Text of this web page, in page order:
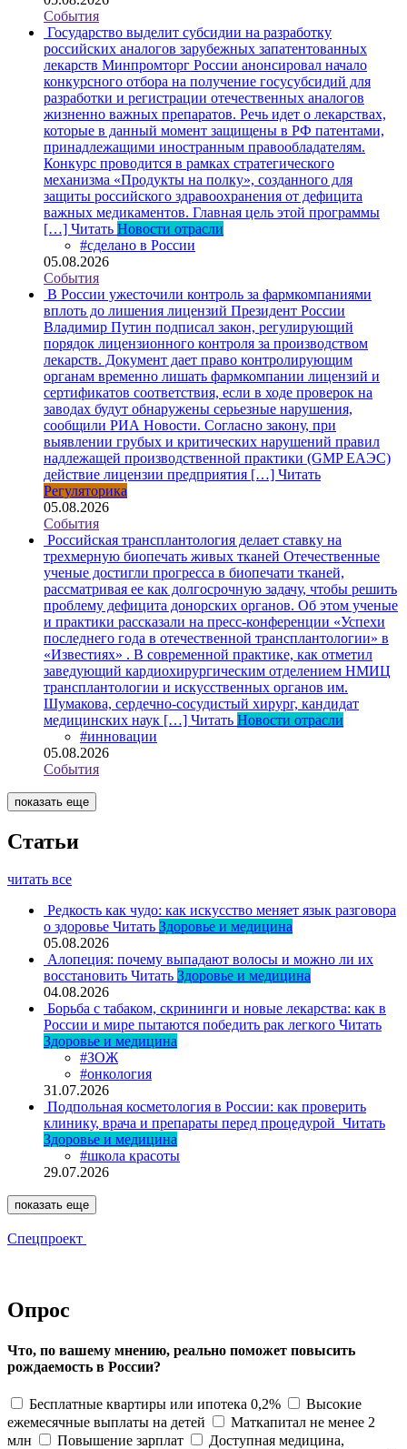
События
Государство выделит субсидии на разработку
российских аналогов зарубежных запатентованных
лекарств Минпромторг России анонсировал начало
конкурсного отбора на получение госусубсидий для
разработки и регистрации отечественных аналогов
жизненно важных препаратов. Речь идет о лекарствах,
которые в данный момент защищены в РФ патентами,
принадлежащими иностранным правообладателям.
Конкурс проводится в рамках стратегического
механизма «Продукты на полку», созданного для
защиты российского здравоохранения от дефицита
важных медикаментов. Главная цель этой программы
[…] Читать Новости отрасли
#сделано в России
05.08.2026
События
В России ужесточили контроль за фармкомпаниями
вплоть до лишения лицензий Президент России
Владимир Путин подписал закон, регулирующий
порядок лицензионного контроля за производством
лекарств. Документ дает право контролирующим
органам временно лишать фармкомпании лицензий и
сертификатов соответствия, если в ходе проверок на
заводах будут обнаружены серьезные нарушения,
сообщили РИА Новости. Согласно закону, при
выявлении грубых и критических нарушений правил
надлежащей производственной практики (GMP ЕАЭС)
действие лицензии предприятия […] Читать
Регуляторика
05.08.2026
События
Российская трансплантология делает ставку на
трехмерную биопечать живых тканей Отечественные
ученые достигли прогресса в биопечати тканей,
рассматривая ее как долгосрочную задачу, чтобы решить
проблему дефицита донорских органов. Об этом ученые
и практики рассказали на пресс-конференции «Успехи
последнего года в отечественной трансплантологии» в
«Известиях» . В современной практике, как отметил
заведующий кардиохирургическим отделением НМИЦ
трансплантологии и искусственных органов им.
Шумакова, сердечно-сосудистый хирург, кандидат
медицинских наук […] Читать Новости отрасли
#инновации
05.08.2026
События
показать еще
Статьи
читать все
Редкость как чудо: как искусство меняет язык разговора
о здоровье Читать Здоровье и медицина
05.08.2026
Алопеция: почему выпадают волосы и можно ли их
восстановить Читать Здоровье и медицина
04.08.2026
Борьба с табаком, скрининги и новые лекарства: как в
России и мире пытаются победить рак легкого Читать
Здоровье и медицина
#ЗОЖ
#онкология
31.07.2026
Подпольная косметология в России: как проверить
клинику, врача и препараты перед процедурой Читать
Здоровье и медицина
#школа красоты
29.07.2026
показать еще
Спецпроект
Опрос
Что, по вашему мнению, реально поможет повысить
рождаемость в России?
Бесплатные квартиры или ипотека 0,2%
Высокие
ежемесячные выплаты на детей
Маткапитал не менее 2
млн
Повышение зарплат
Доступная медицина,